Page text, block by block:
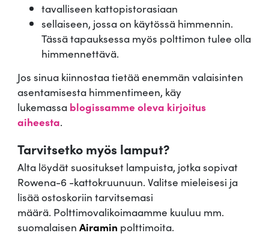
tavalliseen kattopistorasiaan
sellaiseen, jossa on käytössä himmennin.
Tässä tapauksessa myös polttimon tulee olla
himmennettävä.
Jos sinua kiinnostaa tietää enemmän valaisinten
asentamisesta himmentimeen, käy
lukemassa blogissamme oleva kirjoitus
aiheesta.
Tarvitsetko myös lamput?
Alta löydät suositukset lampuista, jotka sopivat
Rowena-6 -kattokruunuun. Valitse mieleisesi ja
lisää ostoskoriin tarvitsemasi
määrä. Polttimovalikoimaamme kuuluu mm.
suomalaisen Airamin polttimoita.